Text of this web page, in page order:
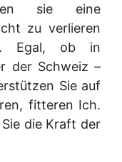
sie eine
zu verlieren
Egal, ob in
der Schweiz –
Sie auf
fitteren Ich.
die Kraft der